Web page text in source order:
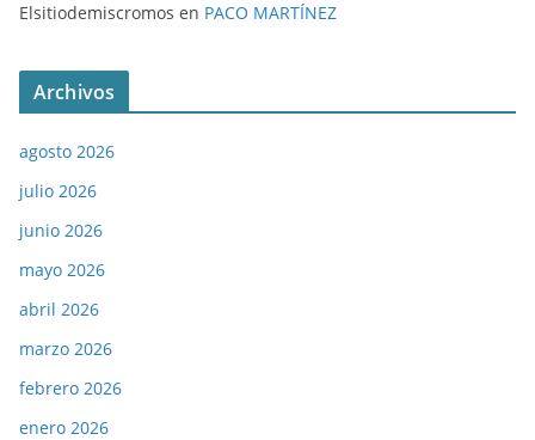
Elsitiodemiscromos en PACO MARTÍNEZ
Archivos
agosto 2026
julio 2026
junio 2026
mayo 2026
abril 2026
marzo 2026
febrero 2026
enero 2026